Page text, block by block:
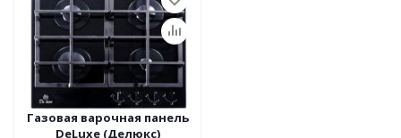
Газовая варочная панель
DeLuxe (Делюкс)